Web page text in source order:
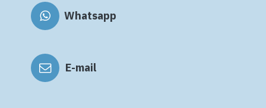
Whatsapp
E-mail